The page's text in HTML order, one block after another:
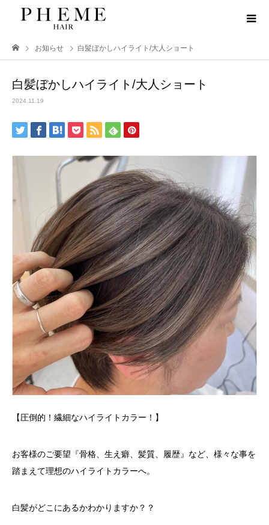
お知らせ 白髪ぼかしハイライト/大人ショート
白髪ぼかしハイライト/大人ショート
2024.11.19
【圧倒的！繊細なハイライトカラー！】
お客様のご要望『骨格、生え癖、髪質、履歴』など、様々な事を
踏まえて理想のハイライトカラーへ。
白髪がどこにあるかわかりますか？？